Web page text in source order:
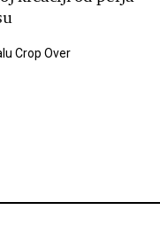
Crop Over